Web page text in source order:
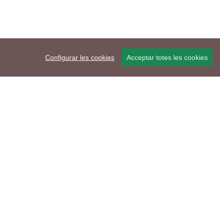
Configurar les cookies Acceptar totes les cookies